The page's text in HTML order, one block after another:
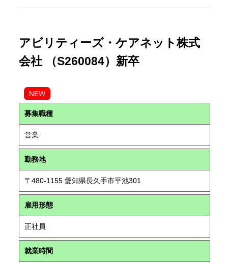
アビリティーズ・ケアネット株式
会社 （S260084）新卒
NEW
募集職種
営業
勤務地
〒480-1155 愛知県長久手市平池301
雇用形態
正社員
就業時間